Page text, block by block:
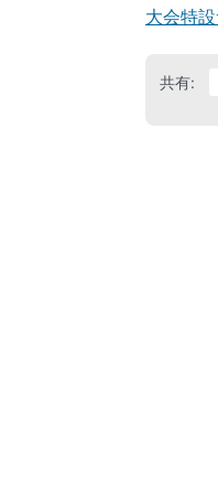
大会特
共有: